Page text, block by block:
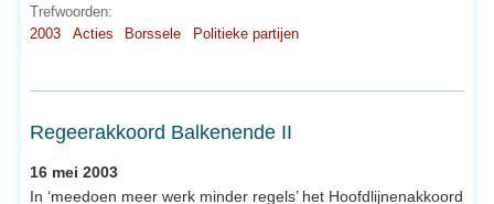
Trefwoorden:
2003
Acties Borssele Politieke partijen
Regeerakkoord Balkenende II
16 mei 2003
In ‘meedoen meer werk minder regels’ het Hoofdlijnenakkoord